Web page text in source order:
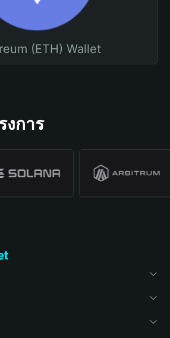
(ETH) Wallet
งการ